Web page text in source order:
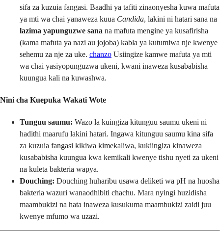
sifa za kuzuia fangasi. Baadhi ya tafiti zinaonyesha kuwa mafuta
ya mti wa chai yanaweza kuua Candida, lakini ni hatari sana na
lazima yapunguzwe sana na mafuta mengine ya kusafirisha
(kama mafuta ya nazi au jojoba) kabla ya kutumiwa nje kwenye
sehemu za nje za uke. chanzo Usiingize kamwe mafuta ya mti
wa chai yasiyopunguzwa ukeni, kwani inaweza kusababisha
kuungua kali na kuwashwa.
Nini cha Kuepuka Wakati Wote
Tunguu saumu: Wazo la kuingiza kitunguu saumu ukeni ni
hadithi maarufu lakini hatari. Ingawa kitunguu saumu kina sifa
za kuzuia fangasi kikiwa kimekaliwa, kukiingiza kinaweza
kusababisha kuungua kwa kemikali kwenye tishu nyeti za ukeni
na kuleta bakteria wapya.
Douching: Douching huharibu usawa deliketi wa pH na huosha
bakteria wazuri wanaodhibiti chachu. Mara nyingi huzidisha
maambukizi na hata inaweza kusukuma maambukizi zaidi juu
kwenye mfumo wa uzazi.